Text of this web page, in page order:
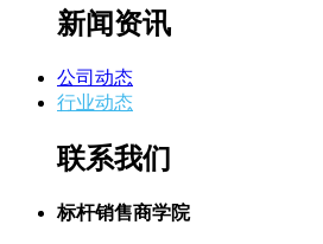
新闻资讯
公司动态
行业动态
联系我们
标杆销售商学院